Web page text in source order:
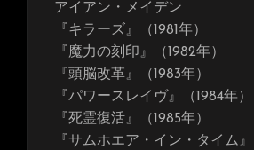
アイアン・メイデン
『キラーズ』（1981年）
『魔力の刻印』（1982年）
『頭脳改革』（1983年）
『パワースレイヴ』（1984年）
『死霊復活』（1985年）
『サムホエア・イン・タイム』